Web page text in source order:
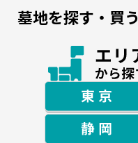
墓地を探す・買う